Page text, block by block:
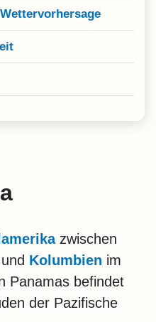
zwischen
Kolumbien im
Panamas befindet
der Pazifische